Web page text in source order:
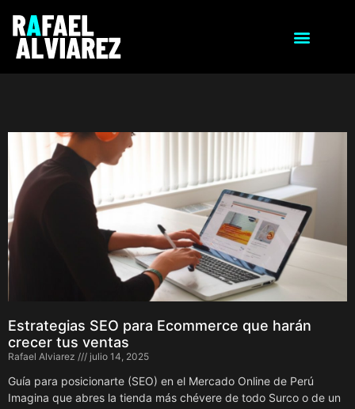
Estrategias SEO para Ecommerce que harán
crecer tus ventas
Rafael Alviarez julio 14, 2025
Guía para posicionarte (SEO) en el Mercado Online de Perú
Imagina que abres la tienda más chévere de todo Surco o de un